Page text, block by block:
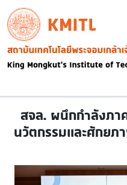
Skip to main content
KMITL
Image
สจล. ผนึกกำลังภา
นวัตกรรมและศักยภ